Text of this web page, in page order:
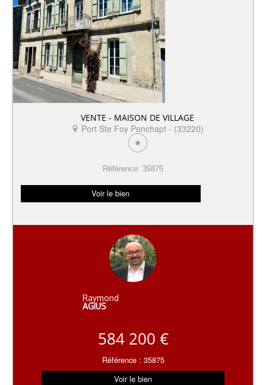
VENTE - MAISON DE VILLAGE
Port Ste Foy Ponchapt - (33220)
Référence: 35875
Voir le bien
Raymond
AGIUS
584 200 €
Référence : 35875
Voir le bien